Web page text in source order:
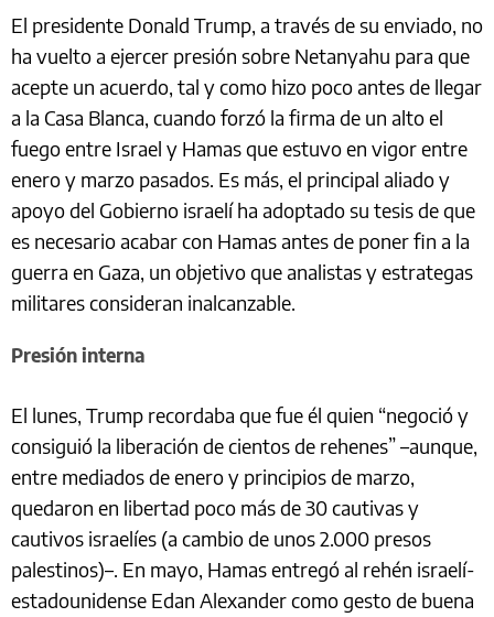
El presidente Donald Trump, a través de su enviado, no
ha vuelto a ejercer presión sobre Netanyahu para que
acepte un acuerdo, tal y como hizo poco antes de llegar
a la Casa Blanca, cuando forzó la firma de un alto el
fuego entre Israel y Hamas que estuvo en vigor entre
enero y marzo pasados. Es más, el principal aliado y
apoyo del Gobierno israelí ha adoptado su tesis de que
es necesario acabar con Hamas antes de poner fin a la
guerra en Gaza, un objetivo que analistas y estrategas
militares consideran inalcanzable.
Presión interna
El lunes, Trump recordaba que fue él quien “negoció y
consiguió la liberación de cientos de rehenes” –aunque,
entre mediados de enero y principios de marzo,
quedaron en libertad poco más de 30 cautivas y
cautivos israelíes (a cambio de unos 2.000 presos
palestinos)–. En mayo, Hamas entregó al rehén israelí-
estadounidense Edan Alexander como gesto de buena